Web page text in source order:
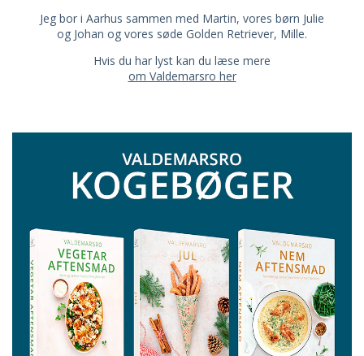
Jeg bor i Aarhus sammen med Martin, vores børn Julie
og Johan og vores søde Golden Retriever, Mille.
Hvis du har lyst kan du læse mere
om Valdemarsro her